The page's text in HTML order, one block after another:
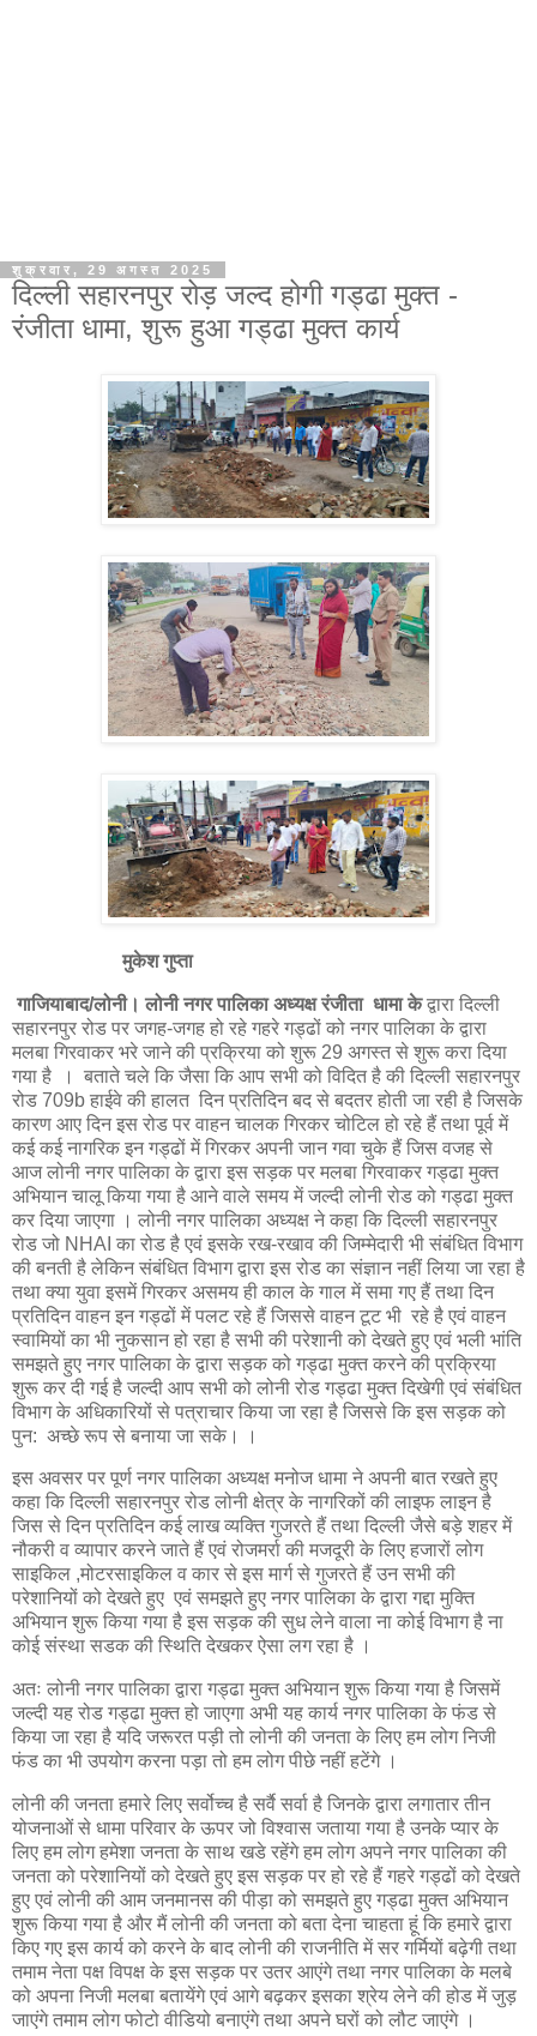
शुक्रवार, 29 अगस्त 2025
दिल्ली सहारनपुर रोड़ जल्द होगी गड्ढा मुक्त -
रंजीता धामा, शुरू हुआ गड्ढा मुक्त कार्य
मुकेश गुप्ता
गाजियाबाद/लोनी। लोनी नगर पालिका अध्यक्ष रंजीता धामा केद्वारा दिल्ली
सहारनपुर रोड पर जगह-जगह हो रहे गहरे गड्ढों को नगर पालिका के द्वारा
मलबा गिरवाकर भरे जाने की प्रक्रिया को शुरू 29 अगस्त से शुरू करा दिया
गया है । बताते चले कि जैसा कि आप सभी को विदित है की दिल्ली सहारनपुर
रोड 709b हाईवे की हालत दिन प्रतिदिन बद से बदतर होती जा रही है जिसके
कारण आए दिन इस रोड पर वाहन चालक गिरकर चोटिल हो रहे हैं तथा पूर्व में
कई कई नागरिक इन गड्ढों में गिरकर अपनी जान गवा चुके हैं जिस वजह से
आज लोनी नगर पालिका के द्वारा इस सड़क पर मलबा गिरवाकर गड्ढा मुक्त
अभियान चालू किया गया है आने वाले समय में जल्दी लोनी रोड को गड्ढा मुक्त
कर दिया जाएगा । लोनी नगर पालिका अध्यक्ष ने कहा कि दिल्ली सहारनपुर
रोड जो NHAI का रोड है एवं इसके रख-रखाव की जिम्मेदारी भी संबंधित विभाग
की बनती है लेकिन संबंधित विभाग द्वारा इस रोड का संज्ञान नहीं लिया जा रहा है
तथा क्या युवा इसमें गिरकर असमय ही काल के गाल में समा गए हैं तथा दिन
प्रतिदिन वाहन इन गड्ढों में पलट रहे हैं जिससे वाहन टूट भी रहे है एवं वाहन
स्वामियों का भी नुकसान हो रहा है सभी की परेशानी को देखते हुए एवं भली भांति
समझते हुए नगर पालिका के द्वारा सड़क को गड्ढा मुक्त करने की प्रक्रिया
शुरू कर दी गई है जल्दी आप सभी को लोनी रोड गड्ढा मुक्त दिखेगी एवं संबंधित
विभाग के अधिकारियों से पत्राचार किया जा रहा है जिससे कि इस सड़क को
पुन: अच्छे रूप से बनाया जा सके। ।
इस अवसर पर पूर्ण नगर पालिका अध्यक्ष मनोज धामा ने अपनी बात रखते हुए
कहा कि दिल्ली सहारनपुर रोड लोनी क्षेत्र के नागरिकों की लाइफ लाइन है
जिस से दिन प्रतिदिन कई लाख व्यक्ति गुजरते हैं तथा दिल्ली जैसे बड़े शहर में
नौकरी व व्यापार करने जाते हैं एवं रोजमर्रा की मजदूरी के लिए हजारों लोग
साइकिल ,मोटरसाइकिल व कार से इस मार्ग से गुजरते हैं उन सभी की
परेशानियों को देखते हुए एवं समझते हुए नगर पालिका के द्वारा गद्दा मुक्ति
अभियान शुरू किया गया है इस सड़क की सुध लेने वाला ना कोई विभाग है ना
कोई संस्था सडक की स्थिति देखकर ऐसा लग रहा है ।
अतः लोनी नगर पालिका द्वारा गड्ढा मुक्त अभियान शुरू किया गया है जिसमें
जल्दी यह रोड गड्ढा मुक्त हो जाएगा अभी यह कार्य नगर पालिका के फंड से
किया जा रहा है यदि जरूरत पड़ी तो लोनी की जनता के लिए हम लोग निजी
फंड का भी उपयोग करना पड़ा तो हम लोग पीछे नहीं हटेंगे ।
लोनी की जनता हमारे लिए सर्वोच्च है सर्वै सर्वा है जिनके द्वारा लगातार तीन
योजनाओं से धामा परिवार के ऊपर जो विश्वास जताया गया है उनके प्यार के
लिए हम लोग हमेशा जनता के साथ खडे रहेंगे हम लोग अपने नगर पालिका की
जनता को परेशानियों को देखते हुए इस सड़क पर हो रहे हैं गहरे गड्ढों को देखते
हुए एवं लोनी की आम जनमानस की पीड़ा को समझते हुए गड्ढा मुक्त अभियान
शुरू किया गया है और मैं लोनी की जनता को बता देना चाहता हूं कि हमारे द्वारा
किए गए इस कार्य को करने के बाद लोनी की राजनीति में सर गर्मियों बढ़ेगी तथा
तमाम नेता पक्ष विपक्ष के इस सड़क पर उतर आएंगे तथा नगर पालिका के मलबे
को अपना निजी मलबा बतायेंगे एवं आगे बढ़कर इसका श्रेय लेने की होड में जुड़
जाएंगे तमाम लोग फोटो वीडियो बनाएंगे तथा अपने घरों को लौट जाएंगे ।